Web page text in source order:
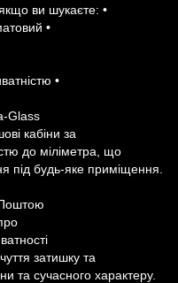
ви шукаєте: •
•
•
Glass
кабіни за
до міліметра, що
під будь-яке приміщення.
Поштою
затишку та
та сучасного характеру.